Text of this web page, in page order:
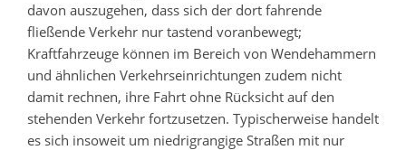
davon auszugehen, dass sich der dort fahrende
fließende Verkehr nur tastend voranbewegt;
Kraftfahrzeuge können im Bereich von Wendehammern
und ähnlichen Verkehrseinrichtungen zudem nicht
damit rechnen, ihre Fahrt ohne Rücksicht auf den
stehenden Verkehr fortzusetzen. Typischerweise handelt
es sich insoweit um niedrigrangige Straßen mit nur